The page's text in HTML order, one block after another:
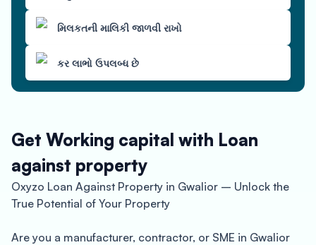
મિલકતની માલિકી જાળવી રાખો
કર લાભો ઉપલબ્ધ છે
Get Working capital with Loan
against property
Oxyzo Loan Against Property in Gwalior – Unlock the
True Potential of Your Property
Are you a manufacturer, contractor, or SME in Gwalior